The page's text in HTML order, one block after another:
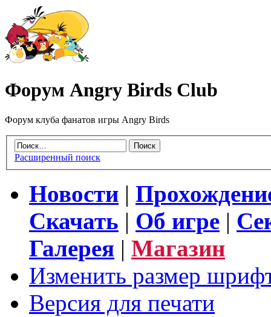
Форум Angry Birds Club
Форум клуба фанатов игры Angry Birds
Расширенный поиск
Новости |
Скачать | Об игре |
Галерея | Магазин
Изменить размер
Версия для печати